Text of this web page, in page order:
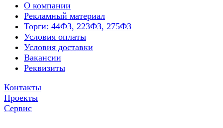
О компании
Рекламный материал
Торги: 44ФЗ, 223ФЗ, 275ФЗ
Условия оплаты
Условия доставки
Вакансии
Реквизиты
Контакты
Проекты
Сервис